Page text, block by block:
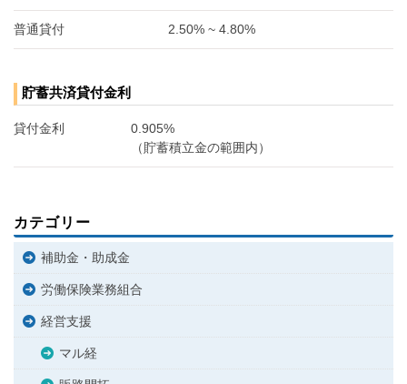
普通貸付 2.50% ~ 4.80%
貯蓄共済貸付金利
貸付金利
0.905%
（貯蓄積立金の範囲内）
カテゴリー
補助金・助成金
労働保険業務組合
経営支援
マル経